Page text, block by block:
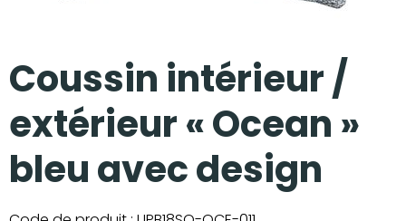
Coussin intérieur /
extérieur « Ocean »
bleu avec design